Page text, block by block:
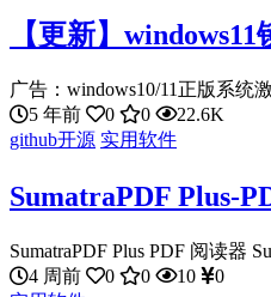
【更新】
广告：windows10/11正版系统
5 年前
0 0
22.6K
github开源 实用软件
SumatraPDF Plus-
SumatraPDF Plus PDF 阅读器
4 周前
0 0 10
0